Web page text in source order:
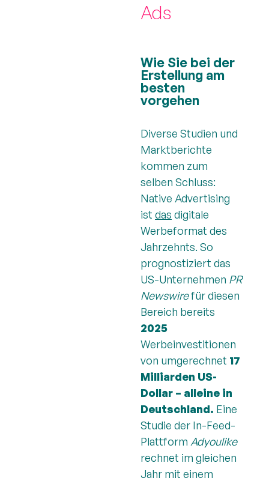
Ads
Wie Sie bei der
Erstellung am
besten
vorgehen
Diverse Studien und
Marktberichte
kommen zum
selben Schluss:
Native Advertising
ist das digitale
Werbeformat des
Jahrzehnts. So
prognostiziert das
US-Unternehmen PR
Newswirefür diesen
Bereich bereits
2025
Werbeinvestitionen
von umgerechnet 17
Milliarden US-
Dollar – alleine in
Deutschland. Eine
Studie der In-Feed-
Plattform Adyoulike
rechnet im gleichen
Jahr mit einem